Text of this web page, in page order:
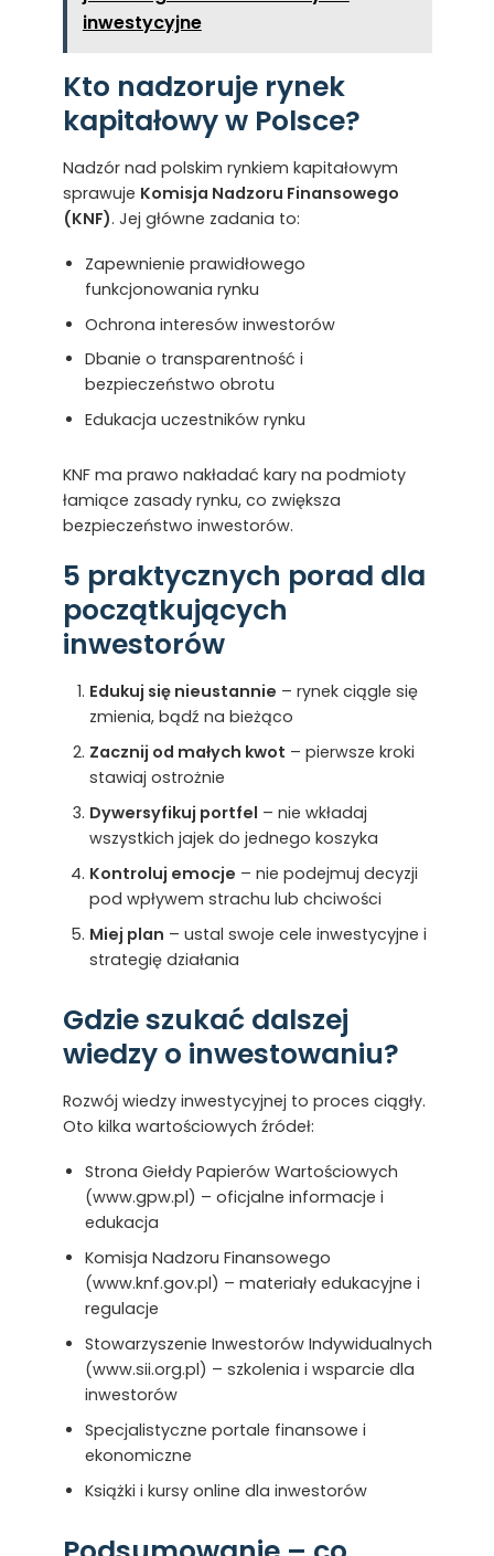
inwestycyjne
Kto nadzoruje rynek
kapitałowy w Polsce?
Nadzór nad polskim rynkiem kapitałowym
sprawuje Komisja Nadzoru Finansowego
(KNF). Jej główne zadania to:
Zapewnienie prawidłowego
funkcjonowania rynku
Ochrona interesów inwestorów
Dbanie o transparentność i
bezpieczeństwo obrotu
Edukacja uczestników rynku
KNF ma prawo nakładać kary na podmioty
łamiące zasady rynku, co zwiększa
bezpieczeństwo inwestorów.
5 praktycznych porad dla
początkujących
inwestorów
Edukuj się nieustannie – rynek ciągle się
zmienia, bądź na bieżąco
Zacznij od małych kwot – pierwsze kroki
stawiaj ostrożnie
Dywersyfikuj portfel – nie wkładaj
wszystkich jajek do jednego koszyka
Kontroluj emocje – nie podejmuj decyzji
pod wpływem strachu lub chciwości
Miej plan – ustal swoje cele inwestycyjne i
strategię działania
Gdzie szukać dalszej
wiedzy o inwestowaniu?
Rozwój wiedzy inwestycyjnej to proces ciągły.
Oto kilka wartościowych źródeł:
Strona Giełdy Papierów Wartościowych
(www.gpw.pl) – oficjalne informacje i
edukacja
Komisja Nadzoru Finansowego
(www.knf.gov.pl) – materiały edukacyjne i
regulacje
Stowarzyszenie Inwestorów Indywidualnych
(www.sii.org.pl) – szkolenia i wsparcie dla
inwestorów
Specjalistyczne portale finansowe i
ekonomiczne
Książki i kursy online dla inwestorów